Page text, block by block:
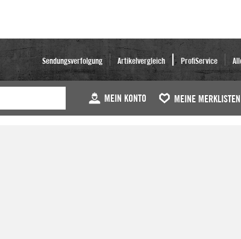
Sendungsverfolgung Artikelvergleich ProfiService
MEIN KONTO MEINE MERKLISTEN